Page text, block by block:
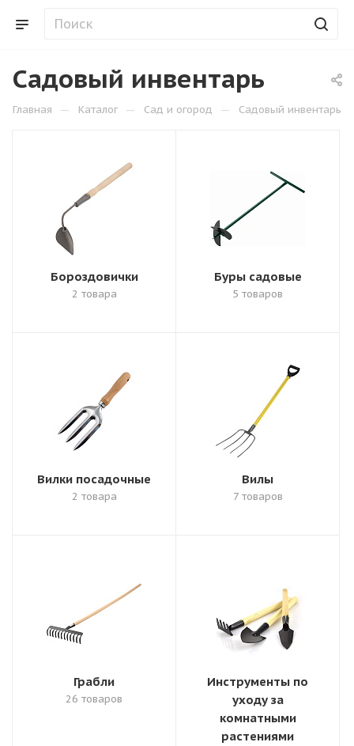
Садовый инвентарь
Главная — Каталог — Сад и огород — Садовый инвентарь
Бороздовички
2 товара
Буры садовые
5 товаров
Вилки посадочные
2 товара
Вилы
7 товаров
Грабли
26 товаров
Инструменты по
уходу за
комнатными
растениями